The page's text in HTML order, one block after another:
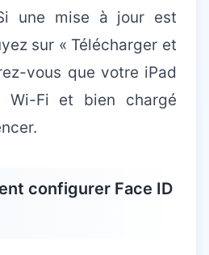
une mise à jour est
sur « Télécharger et
vous que votre iPad
Wi-Fi et bien chargé
configurer Face ID